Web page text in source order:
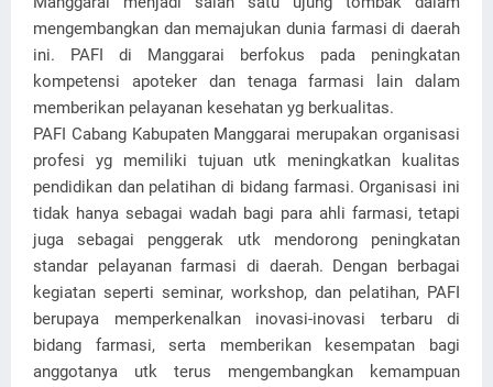
mengembangkan dan memajukan dunia farmasi di daerah
ini. PAFI di Manggarai berfokus pada peningkatan
kompetensi apoteker dan tenaga farmasi lain dalam
memberikan pelayanan kesehatan yg berkualitas.
PAFI Cabang Kabupaten Manggarai merupakan organisasi
profesi yg memiliki tujuan utk meningkatkan kualitas
pendidikan dan pelatihan di bidang farmasi. Organisasi ini
tidak hanya sebagai wadah bagi para ahli farmasi, tetapi
juga sebagai penggerak utk mendorong peningkatan
standar pelayanan farmasi di daerah. Dengan berbagai
kegiatan seperti seminar, workshop, dan pelatihan, PAFI
berupaya memperkenalkan inovasi-inovasi terbaru di
bidang farmasi, serta memberikan kesempatan bagi
anggotanya utk terus mengembangkan kemampuan